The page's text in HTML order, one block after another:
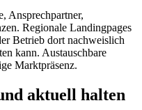
Ansprechpartner,
Regionale Landingpages
Betrieb dort nachweislich
kann. Austauschbare
Marktpräsenz.
aktuell halten